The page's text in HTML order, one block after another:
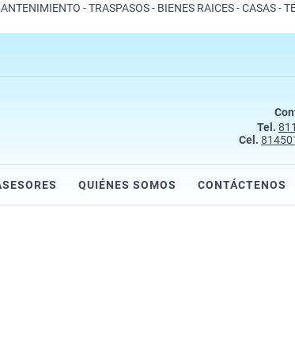
- TRASPASOS - BIENES RAICES - CASAS -
Tel.
Cel.
QUIÉNES SOMOS CONTÁCTENOS